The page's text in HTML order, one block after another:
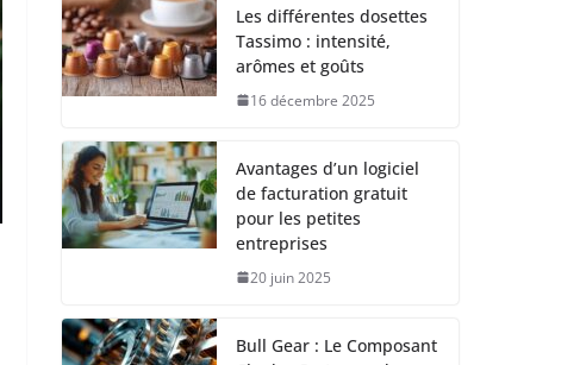
Les différentes dosettes
Tassimo : intensité,
arômes et goûts
16 décembre 2025
Avantages d’un logiciel
de facturation gratuit
pour les petites
entreprises
20 juin 2025
Bull Gear : Le Composant